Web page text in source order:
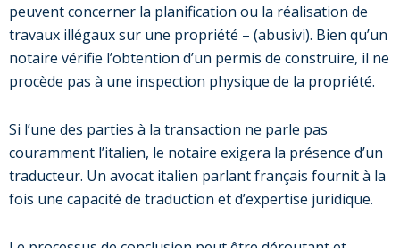
peuvent concerner la planification ou la réalisation de
travaux illégaux sur une propriété – (abusivi). Bien qu’un
notaire vérifie l’obtention d’un permis de construire, il ne
procède pas à une inspection physique de la propriété.
Si l’une des parties à la transaction ne parle pas
couramment l’italien, le notaire exigera la présence d’un
traducteur. Un avocat italien parlant français fournit à la
fois une capacité de traduction et d’expertise juridique.